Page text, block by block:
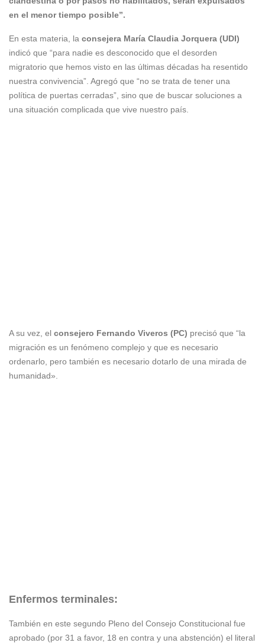
en el menor tiempo posible”.
En esta materia, la consejera María Claudia Jorquera (UDI)
indicó que “para nadie es desconocido que el desorden
migratorio que hemos visto en las últimas décadas ha resentido
nuestra convivencia”. Agregó que “no se trata de tener una
política de puertas cerradas”, sino que de buscar soluciones a
una situación complicada que vive nuestro país.
A su vez, el consejero Fernando Viveros (PC) precisó que “la
migración es un fenómeno complejo y que es necesario
ordenarlo, pero también es necesario dotarlo de una mirada de
humanidad».
Enfermos terminales:
También en este segundo Pleno del Consejo Constitucional fue
aprobado (por 31 a favor, 18 en contra y una abstención) el literal